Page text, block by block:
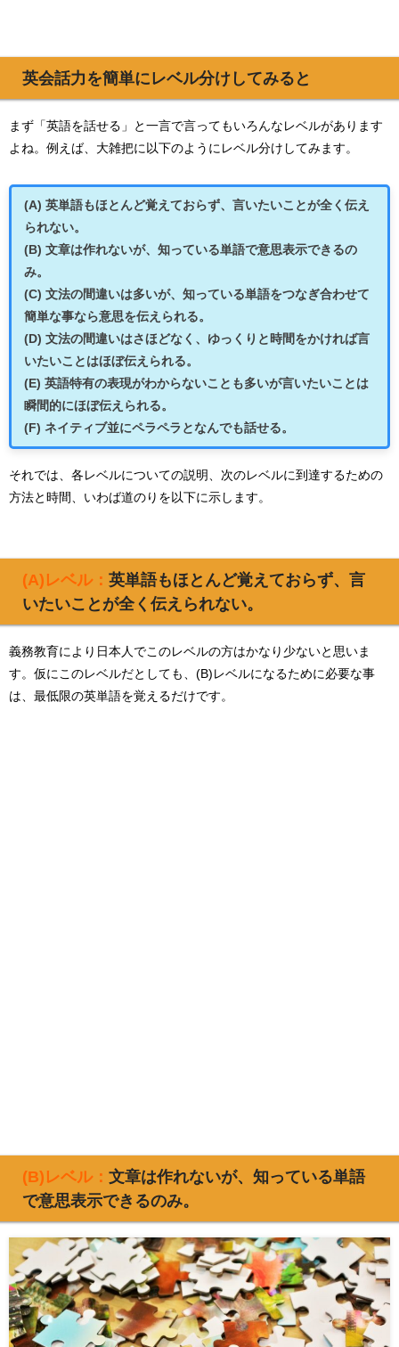
英会話力を簡単にレベル分けしてみると
まず「英語を話せる」と一言で言ってもいろんなレベルがあります
よね。例えば、大雑把に以下のようにレベル分けしてみます。
(A) 英単語もほとんど覚えておらず、言いたいことが全く伝え
られない。
(B) 文章は作れないが、知っている単語で意思表示できるの
み。
(C) 文法の間違いは多いが、知っている単語をつなぎ合わせて
簡単な事なら意思を伝えられる。
(D) 文法の間違いはさほどなく、ゆっくりと時間をかければ言
いたいことはほぼ伝えられる。
(E) 英語特有の表現がわからないことも多いが言いたいことは
瞬間的にほぼ伝えられる。
(F) ネイティブ並にペラペラとなんでも話せる。
それでは、各レベルについての説明、次のレベルに到達するための
方法と時間、いわば道のりを以下に示します。
(A)レベル： 英単語もほとんど覚えておらず、言
いたいことが全く伝えられない。
義務教育により日本人でこのレベルの方はかなり少ないと思いま
す。仮にこのレベルだとしても、(B)レベルになるために必要な事
は、最低限の英単語を覚えるだけです。
(B)レベル： 文章は作れないが、知っている単語
で意思表示できるのみ。